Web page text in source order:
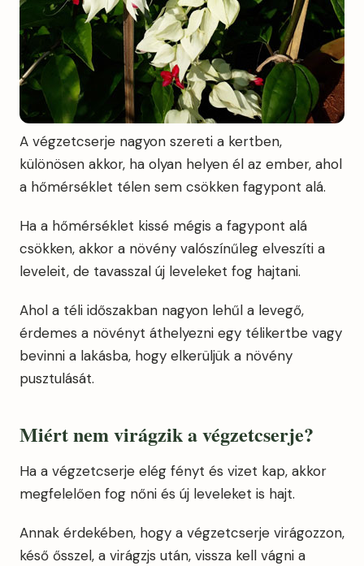
A végzetcserje nagyon szereti a kertben,
különösen akkor, ha olyan helyen él az ember, ahol
a hőmérséklet télen sem csökken fagypont alá.
Ha a hőmérséklet kissé mégis a fagypont alá
csökken, akkor a növény valószínűleg elveszíti a
leveleit, de tavasszal új leveleket fog hajtani.
Ahol a téli időszakban nagyon lehűl a levegő,
érdemes a növényt áthelyezni egy télikertbe vagy
bevinni a lakásba, hogy elkerüljük a növény
pusztulását.
Miért nem virágzik a végzetcserje?
Ha a végzetcserje elég fényt és vizet kap, akkor
megfelelően fog nőni és új leveleket is hajt.
Annak érdekében, hogy a végzetcserje virágozzon,
késő ősszel, a virágzjs után, vissza kell vágni a